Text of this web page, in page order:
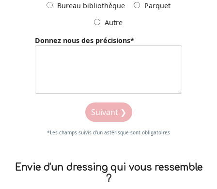
Bureau bibliothèque
Parquet
Autre
Donnez nous des précisions*
Suivant ❯
*Les champs suivis d'un astérisque sont obligatoires
Envie d'un dressing qui vous ressemble
?